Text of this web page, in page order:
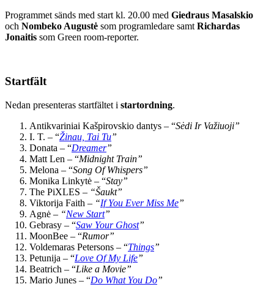
Programmet sänds med start kl. 20.00 med Giedraus Masalskio
och Nombeko Augustė som programledare samt Richardas
Jonaitis som Green room-reporter.
Startfält
Nedan presenteras startfältet i startordning.
Antikvariniai Kašpirovskio dantys – “Sėdi Ir Važiuoji”
I. T. – “Žinau, Tai Tu”
Donata – “Dreamer”
Matt Len – “Midnight Train”
Melona – “Song Of Whispers”
Monika Linkytė – “Stay”
The PiXLES – “Šaukt”
Viktorija Faith – “If You Ever Miss Me”
Agnė – “New Start”
Gebrasy – “Saw Your Ghost”
MoonBee – “Rumor”
Voldemaras Petersons – “Things”
Petunija – “Love Of My Life”
Beatrich – “Like a Movie”
Mario Junes – “Do What You Do”